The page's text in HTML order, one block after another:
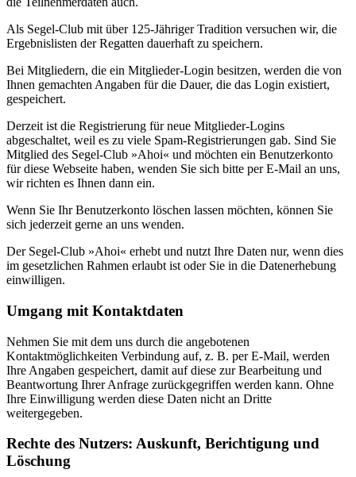
Als Segel-Club mit über 125-Jähriger Tradition versuchen wir, die
Ergebnislisten der Regatten dauerhaft zu speichern.
Bei Mitgliedern, die ein Mitglieder-Login besitzen, werden die von
Ihnen gemachten Angaben für die Dauer, die das Login existiert,
gespeichert.
Derzeit ist die Registrierung für neue Mitglieder-Logins
abgeschaltet, weil es zu viele Spam-Registrierungen gab. Sind Sie
Mitglied des Segel-Club »Ahoi« und möchten ein Benutzerkonto
für diese Webseite haben, wenden Sie sich bitte per E-Mail an uns,
wir richten es Ihnen dann ein.
Wenn Sie Ihr Benutzerkonto löschen lassen möchten, können Sie
sich jederzeit gerne an uns wenden.
Der Segel-Club »Ahoi« erhebt und nutzt Ihre Daten nur, wenn dies
im gesetzlichen Rahmen erlaubt ist oder Sie in die Datenerhebung
einwilligen.
Umgang mit Kontaktdaten
Nehmen Sie mit dem uns durch die angebotenen
Kontaktmöglichkeiten Verbindung auf, z. B. per E-Mail, werden
Ihre Angaben gespeichert, damit auf diese zur Bearbeitung und
Beantwortung Ihrer Anfrage zurückgegriffen werden kann. Ohne
Ihre Einwilligung werden diese Daten nicht an Dritte
weitergegeben.
Rechte des Nutzers: Auskunft, Berichtigung und
Löschung